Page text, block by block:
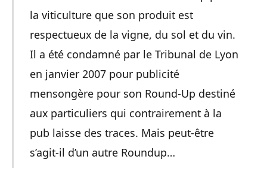
la viticulture que son produit est
respectueux de la vigne, du sol et du vin.
Il a été condamné par le Tribunal de Lyon
en janvier 2007 pour publicité
mensongère pour son Round-Up destiné
aux particuliers qui contrairement à la
pub laisse des traces. Mais peut-être
s’agit-il d’un autre Roundup…